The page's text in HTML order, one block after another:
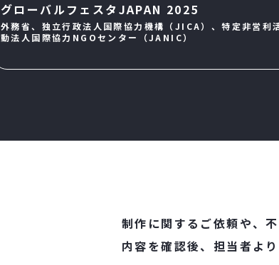
グローバルフェスタJAPAN 2025
外務省、独立行政法人国際協力機構（JICA）、特定非営利
動法人国際協力NGOセンター（JANIC）
制作に関するご依頼や、不
内容を確認後、担当者より